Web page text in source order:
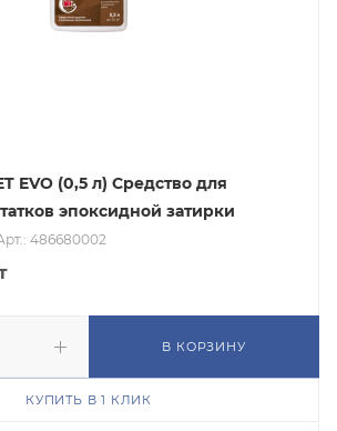
EVO (0,5 л) Средство для
эпоксидной затирки
486680002
В КОРЗИНУ
КУПИТЬ В 1 КЛИК